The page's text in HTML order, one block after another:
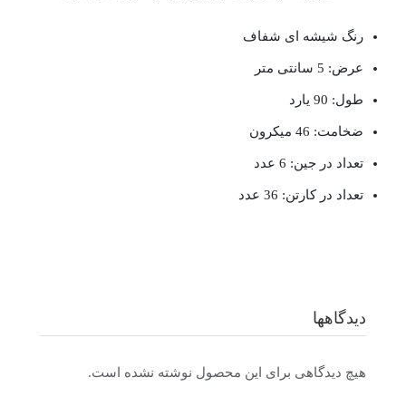
رنگ شیشه ای شفاف
عرض: 5 سانتی‌ متر
طول: 90 یارد
ضخامت: 46 میکرون
تعداد در جین: 6 عدد
تعداد در کارتن: 36 عدد
دیدگاهها
هیچ دیدگاهی برای این محصول نوشته نشده است.